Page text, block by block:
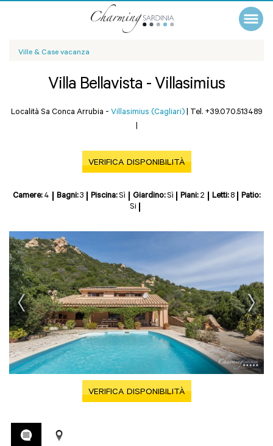
Ville & Case vacanza
Villa Bellavista - Villasimius
Località Sa Conca Arrubia - Villasimius (Cagliari) | Tel. +39.070.513489
|
VERIFICA DISPONIBILITÀ
Camere: 4 Bagni:3 Piscina:Sì Giardino:Sì Piani: 2 Letti: 8
Patio:
Si
VERIFICA DISPONIBILITÀ